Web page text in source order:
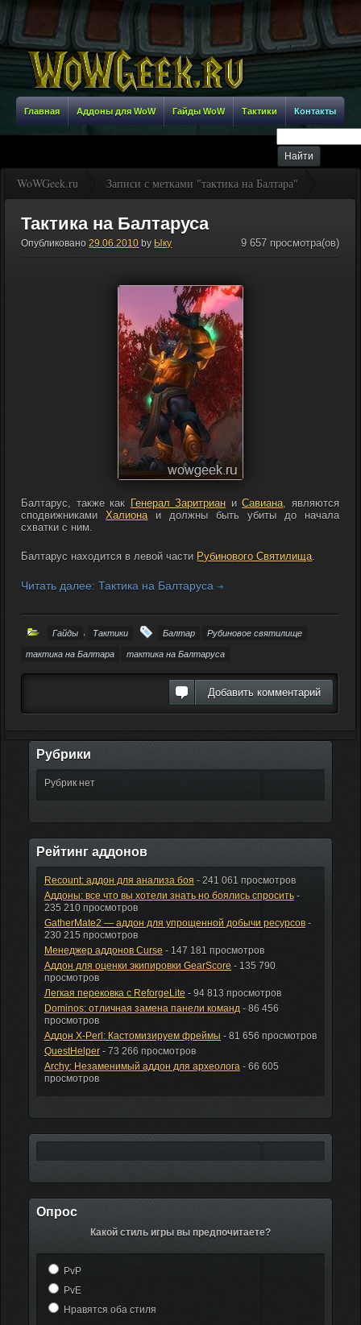
Главная Аддоны для WoW Гайды WoW Тактики Контакты
WoWGeek.ru Записи с метками "тактика на Балтара"
Тактика на Балтаруса
Опубликовано 29.06.2010 by Ыку 9 657 просмотра(ов)
Балтарус, также как Генерал Заритриан иСавиана, являются
сподвижникамиХалионаи должны быть убиты до начала
схватки с ним.
Балтарус находится в левой части Рубинового Святилища.
Читать далее: Тактика на Балтаруса
Гайды Тактики Балтар Рубиновое святилище
тактика на Балтара тактика на Балтаруса
Добавить комментарий
Рубрики
Рубрик нет
Рейтинг аддонов
Recount: аддон для анализа боя - 241 061 просмотров
Аддоны: все что вы хотели знать но боялись спросить-
235 210 просмотров
GatherMate2 — аддон для упрощенной добычи ресурсов-
230 215 просмотров
Менеджер аддонов Curse - 147 181 просмотров
Аддон для оценки экипировки GearScore - 135 790
просмотров
Легкая перековка с ReforgeLite - 94 813 просмотров
Dominos: отличная замена панели команд - 86 456
просмотров
Аддон X-Perl: Кастомизируем фреймы - 81 656 просмотров
QuestHelper- 73 266 просмотров
Archy: Незаменимый аддон для археолога - 66 605
просмотров
Опрос
Какой стиль игры вы предпочитаете?
PvP
PvE
Нравятся оба стиля